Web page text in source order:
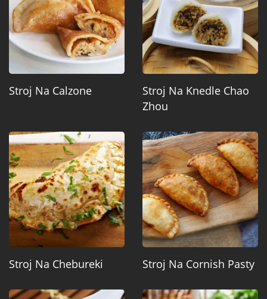
Stroj Na Calzone
Stroj Na Knedle Chao
Zhou
Stroj Na Chebureki Stroj Na Cornish Pasty